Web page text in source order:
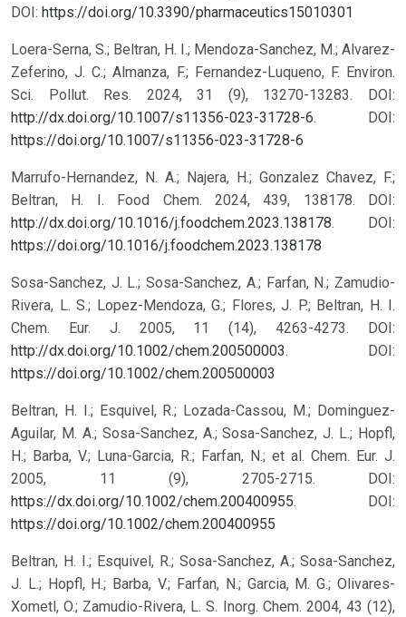
DOI: https://doi.org/10.3390/pharmaceutics15010301
Loera-Serna, S.; Beltran, H. I.; Mendoza-Sanchez, M.; Alvarez-
Zeferino, J. C.; Almanza, F.; Fernandez-Luqueno, F. Environ.
Sci. Pollut. Res. 2024, 31 (9), 13270-13283. DOI:
http://dx.doi.org/10.1007/s11356-023-31728-6. DOI:
https://doi.org/10.1007/s11356-023-31728-6
Marrufo-Hernandez, N. A.; Najera, H.; Gonzalez Chavez, F.;
Beltran, H. I. Food Chem. 2024, 439, 138178. DOI:
http://dx.doi.org/10.1016/j.foodchem.2023.138178. DOI:
https://doi.org/10.1016/j.foodchem.2023.138178
Sosa-Sanchez, J. L.; Sosa-Sanchez, A.; Farfan, N.; Zamudio-
Rivera, L. S.; Lopez-Mendoza, G.; Flores, J. P.; Beltran, H. I.
Chem. Eur. J. 2005, 11 (14), 4263-4273. DOI:
http://dx.doi.org/10.1002/chem.200500003. DOI:
https://doi.org/10.1002/chem.200500003
Beltran, H. I.; Esquivel, R.; Lozada-Cassou, M.; Dominguez-
Aguilar, M. A.; Sosa-Sanchez, A.; Sosa-Sanchez, J. L.; Hopfl,
H.; Barba, V.; Luna-Garcia, R.; Farfan, N.; et al. Chem. Eur. J.
2005, 11 (9), 2705-2715. DOI:
https://dx.doi.org/10.1002/chem.200400955. DOI:
https://doi.org/10.1002/chem.200400955
Beltran, H. I.; Esquivel, R.; Sosa-Sanchez, A.; Sosa-Sanchez,
J. L.; Hopfl, H.; Barba, V.; Farfan, N.; Garcia, M. G.; Olivares-
Xometl, O.; Zamudio-Rivera, L. S. Inorg. Chem. 2004, 43 (12),